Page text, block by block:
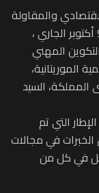
والمقاولة
الصغرى والتشغيل والكفاءات، أمس الأربعاء9 أكتوبر الجاري ،
المهني
الموريتانية،
المملكة، السيد
التي تم
الخبرات في مجالات
في كل من